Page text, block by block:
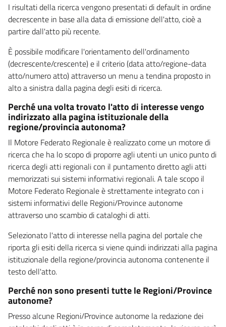
I risultati della ricerca vengono presentati di default in ordine
decrescente in base alla data di emissione dell'atto, cioè a
partire dall'atto più recente.
È possibile modificare l'orientamento dell'ordinamento
(decrescente/crescente) e il criterio (data atto/regione-data
atto/numero atto) attraverso un menu a tendina proposto in
alto a sinistra dalla pagina degli esiti di ricerca.
Perché una volta trovato l'atto di interesse vengo
indirizzato alla pagina istituzionale della
regione/provincia autonoma?
Il Motore Federato Regionale è realizzato come un motore di
ricerca che ha lo scopo di proporre agli utenti un unico punto di
ricerca degli atti regionali con il puntamento diretto agli atti
memorizzati sui sistemi informativi regionali. A tale scopo il
Motore Federato Regionale è strettamente integrato con i
sistemi informativi delle Regioni/Province autonome
attraverso uno scambio di cataloghi di atti.
Selezionato l'atto di interesse nella pagina del portale che
riporta gli esiti della ricerca si viene quindi indirizzati alla pagina
istituzionale della regione/provincia autonoma contenente il
testo dell'atto.
Perché non sono presenti tutte le Regioni/Province
autonome?
Presso alcune Regioni/Province autonome la redazione dei